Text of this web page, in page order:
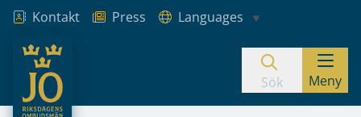
Hoppa till innehåll
Kontakt Press
Languages
JO – Riksdagens Ombudsmän
Sök Meny